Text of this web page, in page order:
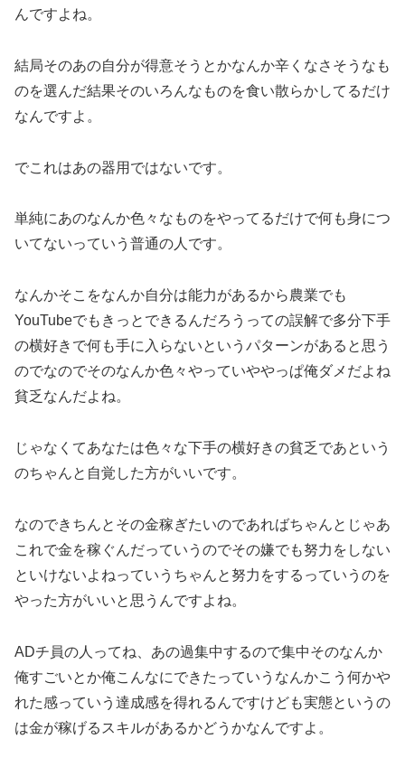
んですよね。
結局そのあの自分が得意そうとかなんか辛くなさそうなも
のを選んだ結果そのいろんなものを食い散らかしてるだけ
なんですよ。
でこれはあの器用ではないです。
単純にあのなんか色々なものをやってるだけで何も身につ
いてないっていう普通の人です。
なんかそこをなんか自分は能力があるから農業でも
YouTubeでもきっとできるんだろうっての誤解で多分下手
の横好きで何も手に入らないというパターンがあると思う
のでなのでそのなんか色々やっていややっぱ俺ダメだよね
貧乏なんだよね。
じゃなくてあなたは色々な下手の横好きの貧乏であという
のちゃんと自覚した方がいいです。
なのできちんとその金稼ぎたいのであればちゃんとじゃあ
これで金を稼ぐんだっていうのでその嫌でも努力をしない
といけないよねっていうちゃんと努力をするっていうのを
やった方がいいと思うんですよね。
ADチ員の人ってね、あの過集中するので集中そのなんか
俺すごいとか俺こんなにできたっていうなんかこう何かや
れた感っていう達成感を得れるんですけども実態というの
は金が稼げるスキルがあるかどうかなんですよ。